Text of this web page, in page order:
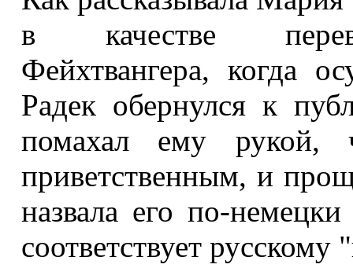
в качестве
Фейхтвангера, когда
Радек обернулся к
помахал ему рукой,
приветственным, и
назвала его по-
соответствует русскому